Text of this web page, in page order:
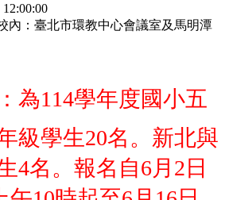
內：臺北市環教中心會議室及馬明潭
為114學年度國小五
級學生20名。新北與
4名。報名自6月2日
午10時起至6月16日